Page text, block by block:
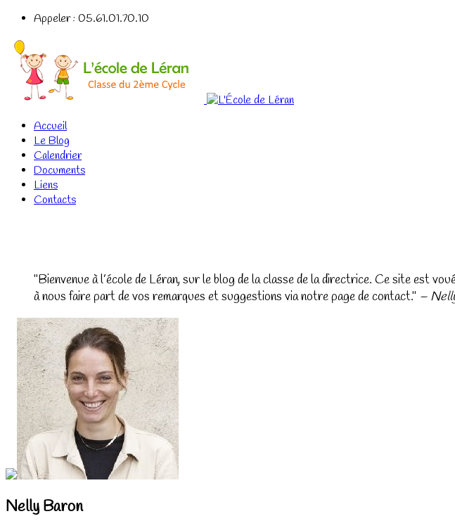
Appeler : 05.61.01.70.10
Accueil
Le Blog
Calendrier
Documents
Liens
Contacts
Bienvenue à l’école de Léran, sur le blog de la classe de la directrice. Ce site est
à nous faire part de vos remarques et suggestions via notre page de contact. –
Nelly Baron